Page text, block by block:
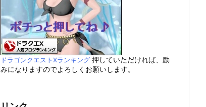
ドラゴンクエストXランキング 押していただければ、励
みになりますのでよろしくお願いします。